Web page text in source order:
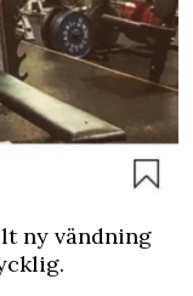
ny vändning